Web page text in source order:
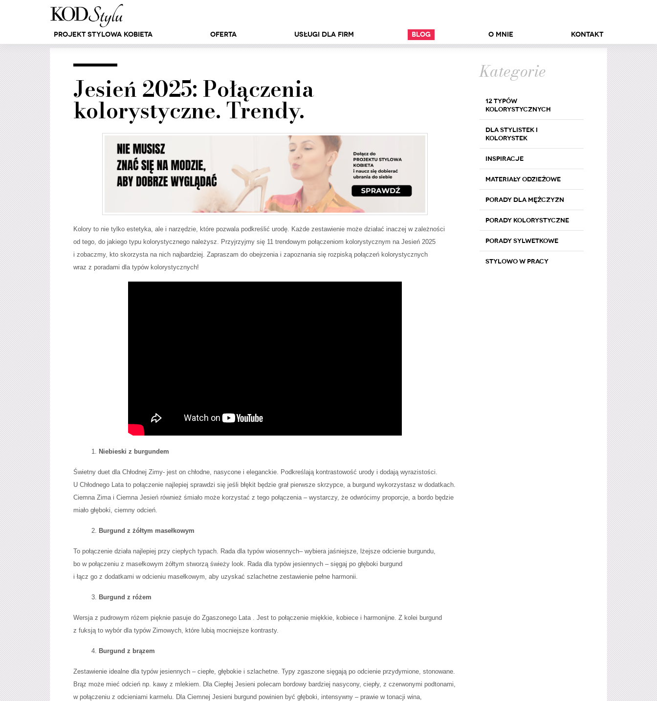
Projekt Stylowa Kobieta Oferta Usługi dla firm Blog O mnie Kontakt
Jesień 2025: Połączenia
kolorystyczne. Trendy.
Kolory to nie tylko estetyka, ale i narzędzie, które pozwala podkreślić urodę. Każde zestawienie może działać inaczej w zależności
od tego, do jakiego typu kolorystycznego należysz. Przyjrzyjmy się 11 trendowym połączeniom kolorystycznym na Jesień 2025
i zobaczmy, kto skorzysta na nich najbardziej. Zapraszam do obejrzenia i zapoznania się rozpiską połączeń kolorystycznych
wraz z poradami dla typów kolorystycznych!
Niebieski z burgundem
Świetny duet dla Chłodnej Zimy- jest on chłodne, nasycone i eleganckie. Podkreślają kontrastowość urody i dodają wyrazistości.
U Chłodnego Lata to połączenie najlepiej sprawdzi się jeśli błękit będzie grał pierwsze skrzypce, a burgund wykorzystasz w dodatkach.
Ciemna Zima i Ciemna Jesień również śmiało może korzystać z tego połączenia – wystarczy, że odwrócimy proporcje, a bordo będzie
miało głęboki, ciemny odcień.
Burgund z żółtym masełkowym
To połączenie działa najlepiej przy ciepłych typach. Rada dla typów wiosennych– wybiera jaśniejsze, lżejsze odcienie burgundu,
bo w połączeniu z masełkowym żółtym stworzą świeży look. Rada dla typów jesiennych – sięgaj po głęboki burgund
i łącz go z dodatkami w odcieniu masełkowym, aby uzyskać szlachetne zestawienie pełne harmonii.
Burgund z różem
Wersja z pudrowym różem pięknie pasuje do Zgaszonego Lata . Jest to połączenie miękkie, kobiece i harmonijne. Z kolei burgund
z fuksją to wybór dla typów Zimowych, które lubią mocniejsze kontrasty.
Burgund z brązem
Zestawienie idealne dla typów jesiennych – ciepłe, głębokie i szlachetne. Typy zgaszone sięgają po odcienie przydymione, stonowane.
Brąz może mieć odcień np. kawy z mlekiem. Dla Ciepłej Jesieni polecam bordowy bardziej nasycony, ciepły, z czerwonymi podtonami,
w połączeniu z odcieniami karmelu. Dla Ciemnej Jesieni burgund powinien być głęboki, intensywny – prawie w tonacji wina,
Kategorie
12 typów
kolorystycznych
Dla stylistek i
kolorystek
Inspiracje
Materiały odzieżowe
Porady dla mężczyzn
Porady kolorystyczne
Porady sylwetkowe
Stylowo w pracy